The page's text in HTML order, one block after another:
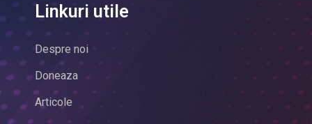
Linkuri utile
Despre noi
Doneaza
Articole